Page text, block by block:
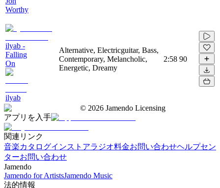
Worthy
ilyab -
Falling
On
ilyab
Alternative, Electricguitar, Bass,
Contemporary, Melancholic,
Energetic, Dreamy
2:58 90
© 2026 Jamendo Licensing
アプリを入手
関連リンク
音楽カタログインストアラジオ料金お問い合わせヘルプセン
ターお問い合わせ
Jamendo
Jamendo for ArtistsJamendo Music
法的情報